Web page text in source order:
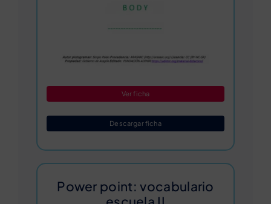
Ver ficha
Descargar ficha
Power point: vocabulario